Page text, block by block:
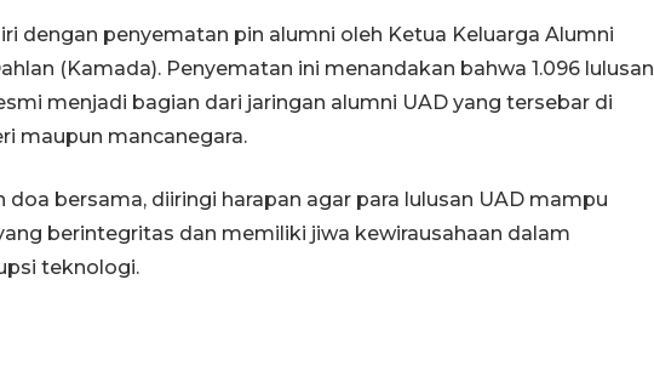
dengan penyematan pin alumni oleh Ketua Keluarga Alumni
(Kamada). Penyematan ini menandakan bahwa 1.096 lulusan
menjadi bagian dari jaringan alumni UAD yang tersebar di
maupun mancanegara.
bersama, diiringi harapan agar para lulusan UAD mampu
berintegritas dan memiliki jiwa kewirausahaan dalam
teknologi.